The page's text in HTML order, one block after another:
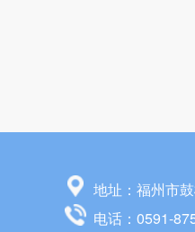
地址：福州市
电话：0591-